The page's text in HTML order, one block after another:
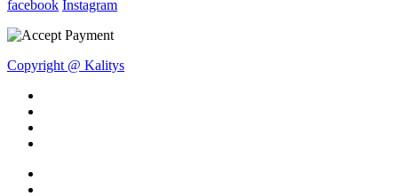
facebook Instagram
Copyright @ Kalitys